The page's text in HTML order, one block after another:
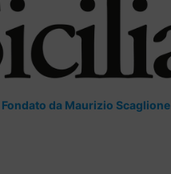
Fondato da Maurizio Scaglione